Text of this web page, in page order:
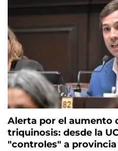
Alerta por el aumento
triquinosis: desde la
"controles" a provincia